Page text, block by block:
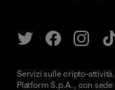
Servizi sulle cripto-
Platform S.p.A., con sede